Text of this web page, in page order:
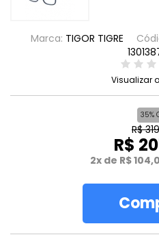
Marca: TIGOR TIGRE
Visualizar
35%
R$
R$
2x de R$